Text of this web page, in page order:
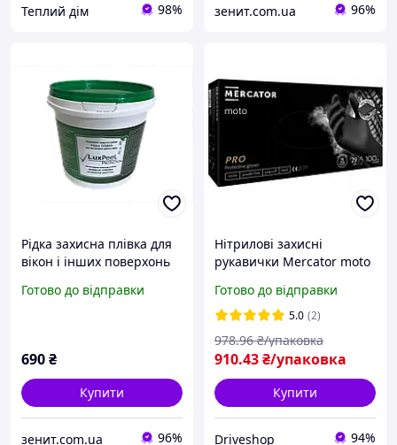
Теплий дім 98% зенит.com.ua 96%
Рідка захисна плівка для
вікон і інших поверхонь
Готово до відправки
690₴
Купити
зенит.com.ua 96%
Нітрилові захисні
рукавички Mercator moto
Готово до відправки
5.0 (2)
910.43₴/упаковка
978.96 ₴/упаковка
Купити
Driveshop 94%